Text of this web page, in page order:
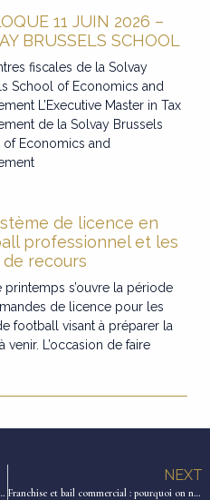
11 JUIN 2026 –
BRUSSELS SCHOOL
fiscales de la Solvay
School of Economics and
L’Executive Master in Tax
de la Solvay Brussels
Economics and
de licence en
professionnel et les
recours
printemps s’ouvre la période
de licence pour les
football visant à préparer la
venir. L’occasion de faire
RH et droit social
NEXT
Franchise et bail commercial : pourquoi on ne peut plus lier leur sort en Wallonie